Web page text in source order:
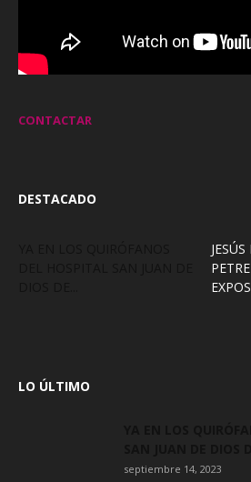
CONTACTAR
DESTACADO
LO ÚLTIMO
septiembre 14, 2023